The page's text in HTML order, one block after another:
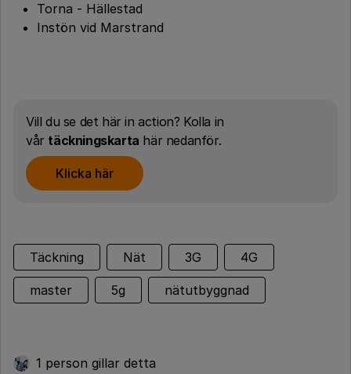
Torna - Hällestad
Instön vid Marstrand
Vill du se det här in action? Kolla in
vår täckningskarta här nedanför.
Klicka här
Täckning Nät 3G 4G
master 5g nätutbyggnad
1 person gillar detta